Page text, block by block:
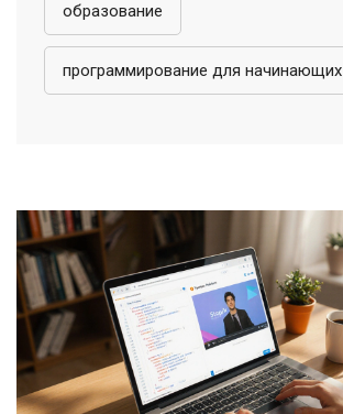
образование
программирование для начинающих